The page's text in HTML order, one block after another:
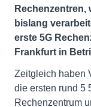
Rechenzentren,
bislang
erste 5G
Frankfurt in
Zeitgleich haben
die ersten rund 5
Rechenzentrum